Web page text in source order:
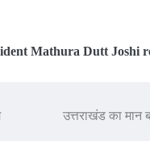
Mathura Dutt Joshi
उत्तराखंड का मान